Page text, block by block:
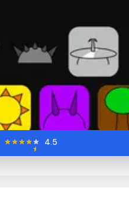
4.5